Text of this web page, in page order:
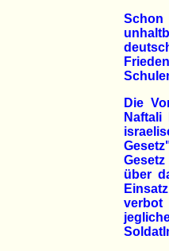
Schon
Die
über
verbot